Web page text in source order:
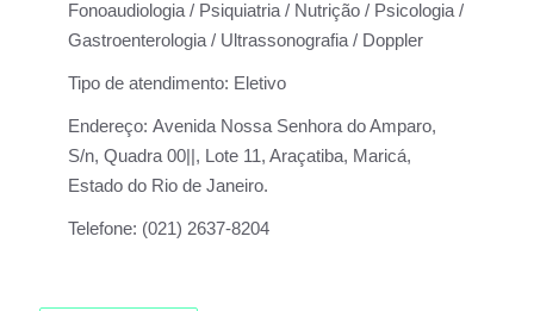
Fonoaudiologia / Psiquiatria / Nutrição / Psicologia /
Gastroenterologia / Ultrassonografia / Doppler
Tipo de atendimento: Eletivo
Endereço: Avenida Nossa Senhora do Amparo,
S/n, Quadra 00||, Lote 11, Araçatiba, Maricá,
Estado do Rio de Janeiro.
Telefone: (021) 2637-8204